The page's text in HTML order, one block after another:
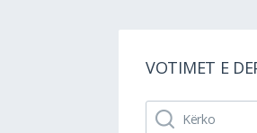
VOTIMET E